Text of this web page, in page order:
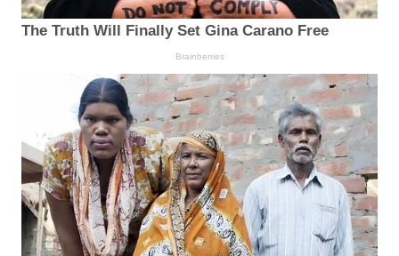
The Truth Will Finally Set Gina Carano Free
Brainberries